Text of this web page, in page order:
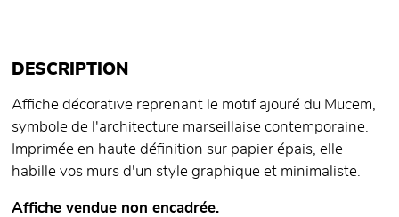
DESCRIPTION
Affiche décorative reprenant le motif ajouré du Mucem,
symbole de l'architecture marseillaise contemporaine.
Imprimée en haute définition sur papier épais, elle
habille vos murs d'un style graphique et minimaliste.
Affiche vendue non encadrée.